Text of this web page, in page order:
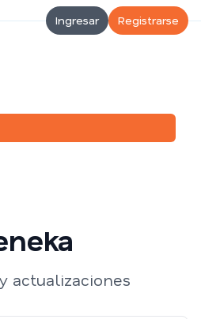
Ingresar Registrarse
actualizaciones